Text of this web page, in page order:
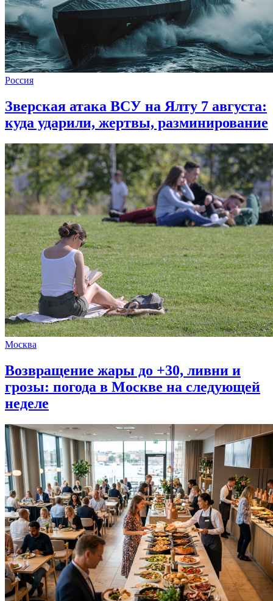
Россия
Зверская атака ВСУ на Ялту 7 августа:
куда ударили, жертвы, разминирование
Москва
Возвращение жары до +30, ливни и
грозы: погода в Москве на следующей
неделе